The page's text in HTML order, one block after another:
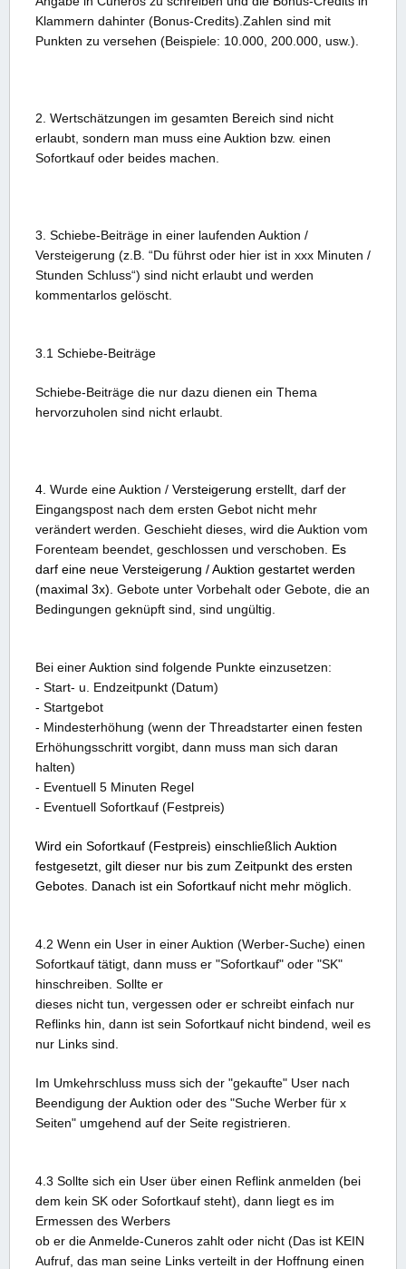
Klammern dahinter (Bonus-Credits).Zahlen sind mit
Punkten zu versehen (Beispiele: 10.000, 200.000, usw.).
2. Wertschätzungen im gesamten Bereich sind nicht
erlaubt, sondern man muss eine Auktion bzw. einen
Sofortkauf oder beides machen.
3. Schiebe-Beiträge in einer laufenden Auktion /
Versteigerung (z.B. “Du führst oder hier ist in xxx Minuten /
Stunden Schluss“) sind nicht erlaubt und werden
kommentarlos gelöscht.
3.1 Schiebe-Beiträge
Schiebe-Beiträge die nur dazu dienen ein Thema
hervorzuholen sind nicht erlaubt.
4. Wurde eine Auktion / Versteigerung erstellt, darf der
Eingangspost nach dem ersten Gebot nicht mehr
verändert werden. Geschieht dieses, wird die Auktion vom
Forenteam beendet, geschlossen und verschoben. Es
darf eine neue Versteigerung / Auktion gestartet werden
(maximal 3x). Gebote unter Vorbehalt oder Gebote, die an
Bedingungen geknüpft sind, sind ungültig.
Bei einer Auktion sind folgende Punkte einzusetzen:
- Start- u. Endzeitpunkt (Datum)
- Startgebot
- Mindesterhöhung (wenn der Threadstarter einen festen
Erhöhungsschritt vorgibt, dann muss man sich daran
halten)
- Eventuell 5 Minuten Regel
- Eventuell Sofortkauf (Festpreis)
Wird ein Sofortkauf (Festpreis) einschließlich Auktion
festgesetzt, gilt dieser nur bis zum Zeitpunkt des ersten
Gebotes. Danach ist ein Sofortkauf nicht mehr möglich.
4.2 Wenn ein User in einer Auktion (Werber-Suche) einen
Sofortkauf tätigt, dann muss er "Sofortkauf" oder "SK"
hinschreiben. Sollte er
dieses nicht tun, vergessen oder er schreibt einfach nur
Reflinks hin, dann ist sein Sofortkauf nicht bindend, weil es
nur Links sind.
Im Umkehrschluss muss sich der "gekaufte" User nach
Beendigung der Auktion oder des "Suche Werber für x
Seiten" umgehend auf der Seite registrieren.
4.3 Sollte sich ein User über einen Reflink anmelden (bei
dem kein SK oder Sofortkauf steht), dann liegt es im
Ermessen des Werbers
ob er die Anmelde-Cuneros zahlt oder nicht (Das ist KEIN
Aufruf, das man seine Links verteilt in der Hoffnung einen